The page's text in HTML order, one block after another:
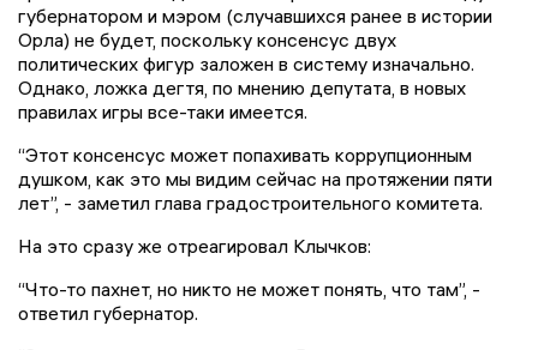
губернатором и мэром (случавшихся ранее в истории
Орла) не будет, поскольку консенсус двух
политических фигур заложен в систему изначально.
Однако, ложка дегтя, по мнению депутата, в новых
правилах игры все-таки имеется.
“Этот консенсус может попахивать коррупционным
душком, как это мы видим сейчас на протяжении пяти
лет”, - заметил глава градостроительного комитета.
На это сразу же отреагировал Клычков:
“Что-то пахнет, но никто не может понять, что там”, -
ответил губернатор.